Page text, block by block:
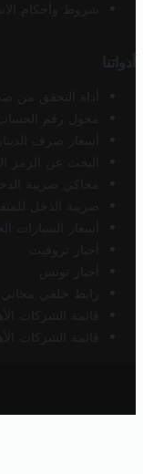
شروط وأحكام
أدواتنا
أداة التحقق من
محول رقم الحساب
أسعار صرف
البحث عن الرمز
محاكي ضريبة
ضريبة الدخل
أسعار السيارات
أخبار تروفيت
أخبار تونس
رابط خلفي مجاني
قائمة الشركات
قائمة الشركات